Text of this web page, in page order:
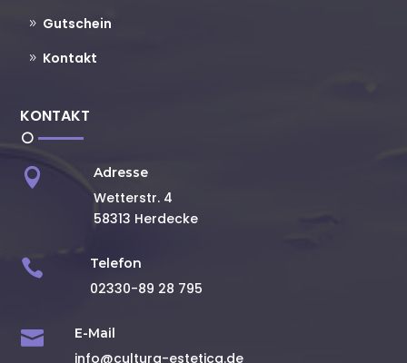
Gutschein
Kontakt
KONTAKT
 Adresse
Wetterstr. 4
58313 Herdecke
 Telefon
02330-89 28 795
 E-Mail
info@cultura-estetica.de